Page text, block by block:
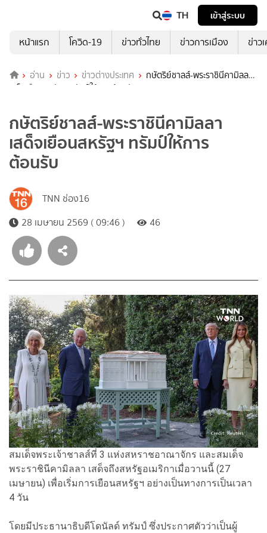
TH
เข้าสู่ระบบ
หน้าแรก
โควิด-19 ข่าวทั่วไทย ข่าวการเมือง ข่าว
อ่าน ข่าว ข่าวต่างประเทศ
กษัตริย์ชาลส์-พระราชินีคามิลลา
เสด็จเยือนสหรัฐฯ ทรัมป์ให้การต้อนรับ
กษัตริย์ชาลส์-พระราชินีคามิลลา
เสด็จเยือนสหรัฐฯ ทรัมป์ให้การ
ต้อนรับ
TNN ช่อง16
28 เมษายน 2569 ( 09:46 )
46
สมเด็จพระเจ้าชาลส์ที่ 3 แห่งสหราชอาณาจักร และสมเด็จ
พระราชินีคามิลลา เสด็จถึงสหรัฐอเมริกาเมื่อวานนี้ (27
เมษายน) เพื่อเริ่มการเยือนสหรัฐฯ อย่างเป็นทางการเป็นเวลา
4 วัน
โดยมีประธานาธิบดีโดนัลด์ ทรัมป์ ซึ่งประกาศตัวว่าเป็นผู้